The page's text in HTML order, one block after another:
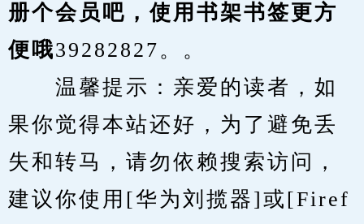
册个会员吧，使用书架书签更方
便哦39282827。。
温馨提示：亲爱的读者，如
果你觉得本站还好，为了避免丢
失和转马，请勿依赖搜索访问，
建议你使用[华为刘揽器]或[Firef